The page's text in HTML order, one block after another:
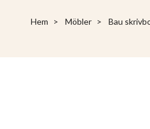
Hem Möbler Bau